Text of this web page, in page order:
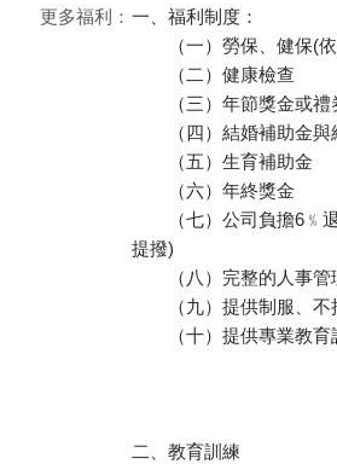
更多福利： 一、福利制度：
（一）勞保、健保(依
（二）健康檢查
（三）年節獎金或禮
（四）結婚補助金與
（五）生育補助金
（六）年終獎金
（七）公司負擔6﹪退
提撥)
（八）完整的人事管
（九）提供制服、不
（十）提供專業教育
二、教育訓練